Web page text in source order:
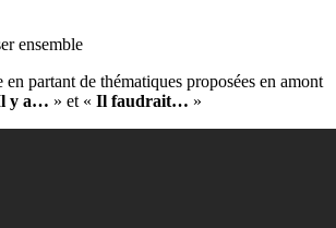
ensemble
partant de thématiques proposées en amont
y a… » et « Il faudrait… »